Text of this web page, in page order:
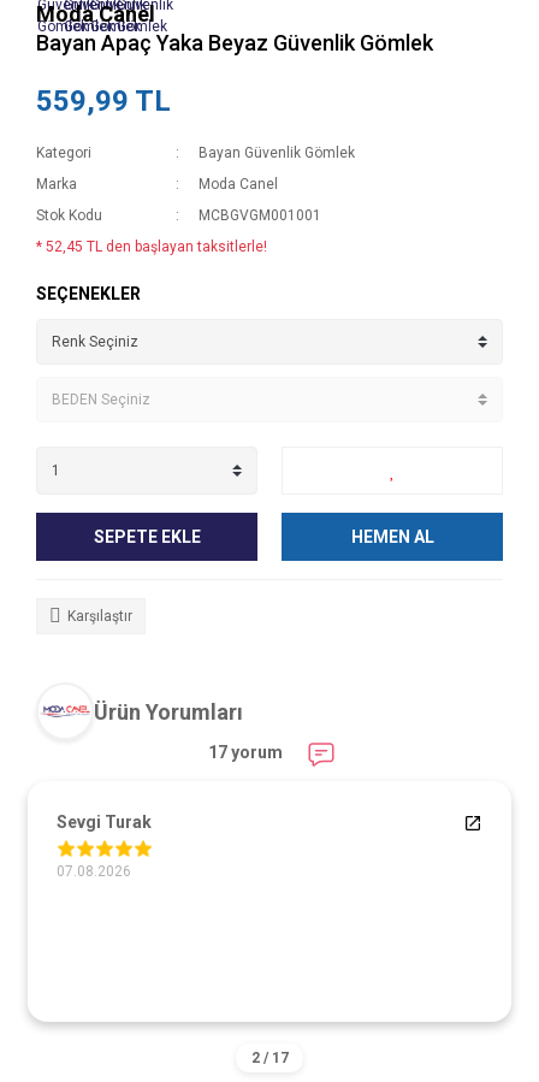
Moda Canel
Bayan Apaç Yaka Beyaz Güvenlik Gömlek
559,99 TL
Kategori
Bayan Güvenlik Gömlek
Marka
Moda Canel
Stok Kodu
MCBGVGM001001
* 52,45 TL den başlayan taksitlerle!
SEÇENEKLER
SEPETE EKLE HEMEN AL
Karşılaştır
Ürün Yorumları
17 yorum
Sevgi Turak
07.08.2026